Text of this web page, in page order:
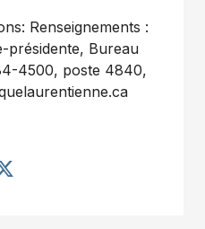
Renseignements :
présidente, Bureau
4500, poste 4840,